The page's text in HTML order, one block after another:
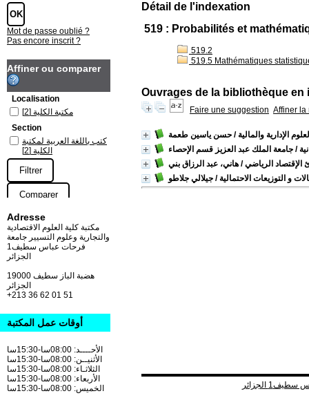
Détail de l'indexation
519 : Probabilités et
519.2
519.5 Mathématiques
Ouvrages de la bibliothèque en
Faire une suggestion Affiner la
الإدارية والمالية / حسن ياسين طعمة
/ جامعة الملك عبد العزيز قسم الإحصاء
الإقتصاد الرياضي/ هاني، عبد الرزاق بني
و التوزيعات الاحتمالية / جيلالي جلاطو
Mot de passe oublié ?
Pas encore inscrit ?
Affiner ou comparer
Localisation
مكتبة الكلية [2]
Section
كتب باللغة العربية لمكتبة
الكلية [2]
Adresse
مكتبة كلية العلوم الاقتصادية
والتجارية وعلوم التسيير جامعة
فرحات عباس سطيف1
الجزائر
19000 هضبة الباز سطيف
+213 36 62 01 51
أوقات عمل المكتبة
الأحــــد: 08:00سا-15:30سا
الأثنيــن: 08:00سا-15:30سا
الثلاثـاء: 08:00سا-15:30سا
الأربعاء: 08:00سا-15:30سا
الخميس: 08:00سا-15:30سا